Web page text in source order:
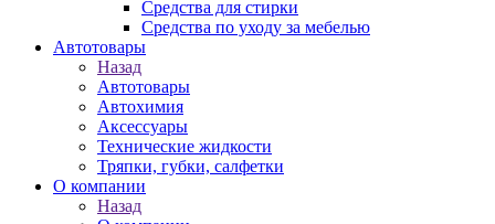
Средства для стирки
Средства по уходу за мебелью
Автотовары
Назад
Автотовары
Автохимия
Аксессуары
Технические жидкости
Тряпки, губки, салфетки
О компании
Назад